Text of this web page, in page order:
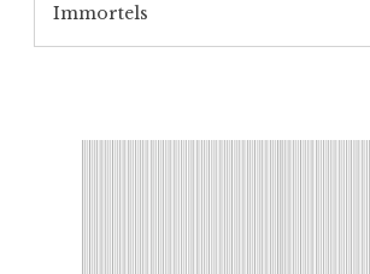
Immortels